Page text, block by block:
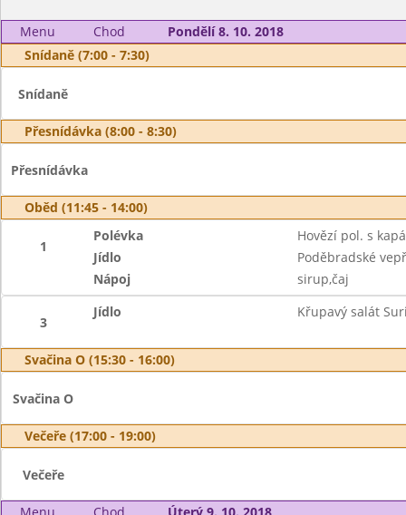
Menu Chod
Pondělí 8. 10. 2018
Snídaně (7:00 - 7:30)
Snídaně
Přesnídávka (8:00 - 8:30)
Přesnídávka
Oběd (11:45 - 14:00)
1
Polévka
Hovězí pol. s
Jídlo
Poděbradské
Nápoj
sirup,čaj
3
Jídlo Křupavý salát
Svačina O (15:30 - 16:00)
Svačina O
Večeře (17:00 - 19:00)
Večeře